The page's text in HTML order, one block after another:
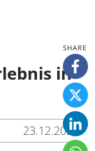
in
23.12.2020